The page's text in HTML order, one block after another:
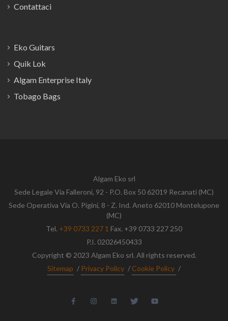
Contattaci
Eko Guitars
Quik Lok
Algam Enterprise Italy
Tobago Bags
Algam Eko srl
Sede Legale Via Falleroni, 92 - P.O. Box 50 62019 Recanati (MC)
Sede Operativa Via O. Pigini, 8 - Z. Ind. Aneto 62010 Montelupone
(MC)
Tel. +39 0733 227 1 Fax. +39 0733 227 250
P.I. 02026450433
Copyright © 2023 Algam Eko srl. All rights reserved.
Sitemap / Privacy Policy / Cookie Policy /